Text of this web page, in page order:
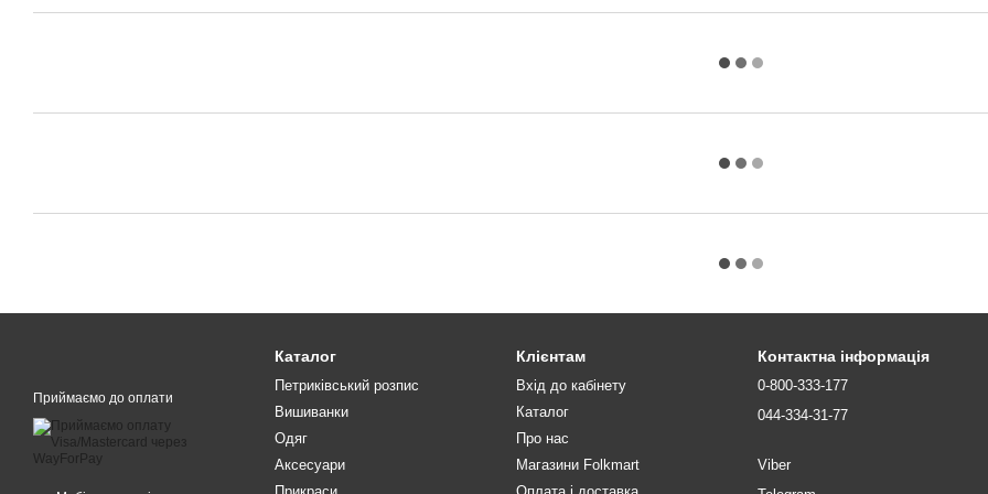
Приймаємо до оплати
Каталог
Петриківський розпис
Вишиванки
Одяг
Аксесуари
Клієнтам
Вхід до кабінету
Каталог
Про нас
Магазини Folkmart
Контактна інформація
0-800-333-177
044-334-31-77
Viber